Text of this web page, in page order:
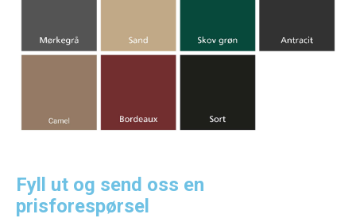
Fyll ut og send oss en
prisforespørsel